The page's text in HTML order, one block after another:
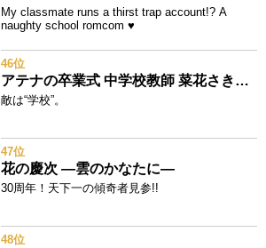
My classmate runs a thirst trap account!? A
naughty school romcom ♥
46位
アテナの卒業式 中学校教師 菜花さきの戦い
敵は“学校”。
47位
花の慶次 ―雲のかなたに―
30周年！天下一の傾奇者見参!!
48位